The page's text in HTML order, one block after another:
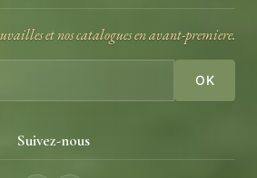
et nos catalogues en avant-premiere.
OK
Suivez-nous